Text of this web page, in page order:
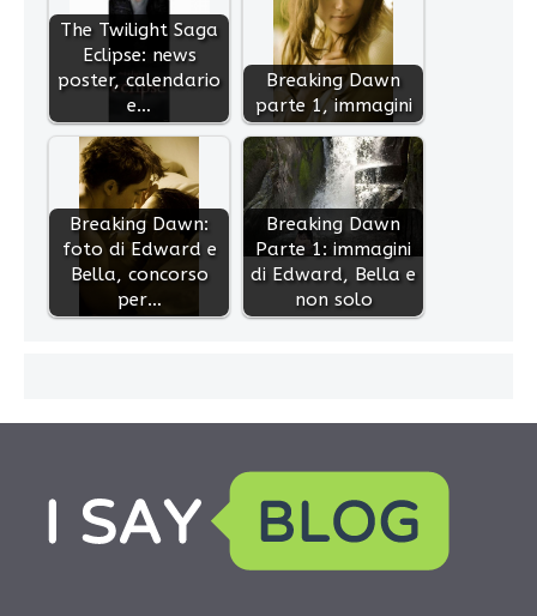
The Twilight Saga
Eclipse: news
poster, calendario
e…
Breaking Dawn
parte 1, immagini
Breaking Dawn:
foto di Edward e
Bella, concorso
per…
Breaking Dawn
Parte 1: immagini
di Edward, Bella e
non solo